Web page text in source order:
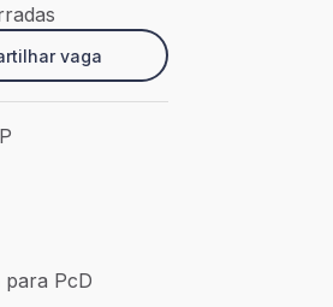
vaga
Cabreúva - SP
Presencial
PcD
para PcD